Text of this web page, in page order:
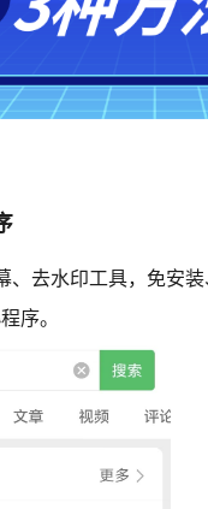
去水印工具，免安
序。